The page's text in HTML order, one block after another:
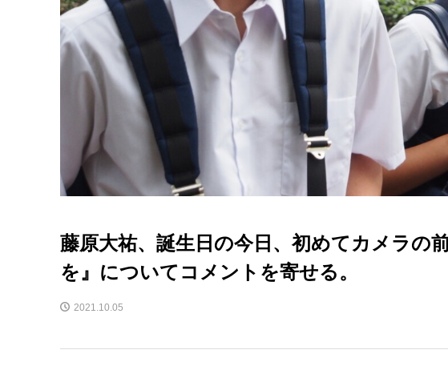
藤原大祐、誕生日の今日、初めてカメラの
を』についてコメントを寄せる。
2021.10.05